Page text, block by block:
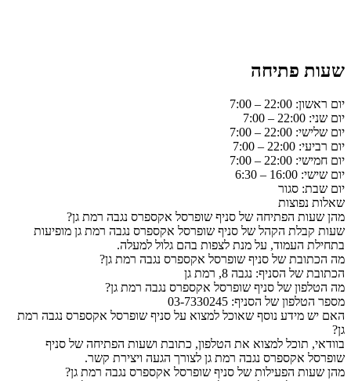
שעות פתיחה
יום ראשון: 22:00 – 7:00
יום שני: 22:00 – 7:00
יום שלישי: 22:00 – 7:00
יום רביעי: 22:00 – 7:00
יום חמישי: 22:00 – 7:00
יום שישי: 16:00 – 6:30
יום שבת: סגור
שאלות נפוצות
מהן שעות הפתיחה של סניף שופרסל אקספרס נגבה רמת גן?
שעות קבלת הקהל של סניף שופרסל אקספרס נגבה רמת גן מופיעות
בתחילת העמוד, על מנת לצפות בהם גלול למעלה.
מה הכתובת של סניף שופרסל אקספרס נגבה רמת גן?
הכתובת של הסניף: נגבה 8, רמת גן
מה הטלפון של סניף שופרסל אקספרס נגבה רמת גן?
מספר הטלפון של הסניף: 03-7330245
האם יש מידע נוסף שאוכל למצוא על סניף שופרסל אקספרס נגבה רמת
גן?
בוודאי, תוכל למצוא את הטלפון, כתובת ושעות הפתיחה של סניף
שופרסל אקספרס נגבה רמת גן לצורך הגעה ויצירת קשר.
מהן שעות הפעילות של סניף שופרסל אקספרס נגבה רמת גן?